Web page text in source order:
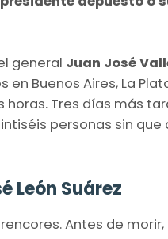
general Juan José
Buenos Aires, La
Tres días más
personas sin
León Suárez
Antes de